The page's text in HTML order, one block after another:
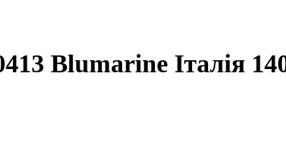
Blumarine Італія